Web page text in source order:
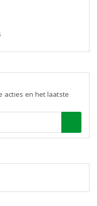
acties en het laatste